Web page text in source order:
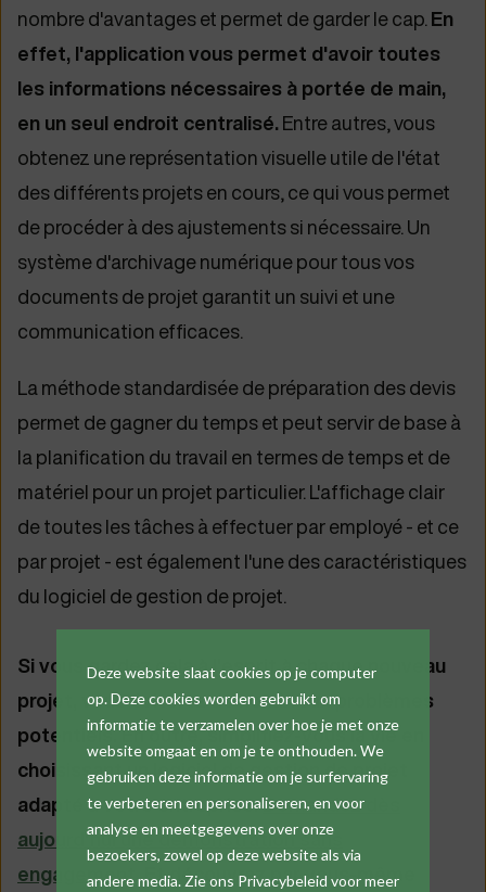
Deze website slaat cookies op je computer
op. Deze cookies worden gebruikt om
informatie te verzamelen over hoe je met onze
website omgaat en om je te onthouden. We
gebruiken deze informatie om je surfervaring
te verbeteren en personaliseren, en voor
analyse en meetgegevens over onze
bezoekers, zowel op deze website als via
andere media. Zie ons Privacybeleid voor meer
nombre d'avantages et permet de garder le cap.En
effet, l'application vous permet d'avoir toutes
les informations nécessaires à portée de main,
en un seul endroit centralisé. Entre autres, vous
obtenez une représentation visuelle utile de l'état
des différents projets en cours, ce qui vous permet
de procéder à des ajustements si nécessaire. Un
système d'archivage numérique pour tous vos
documents de projet garantit un suivi et une
communication efficaces.
La méthode standardisée de préparation des devis
permet de gagner du temps et peut servir de base à
la planification du travail en termes de temps et de
matériel pour un projet particulier. L'affichage clair
de toutes les tâches à effectuer par employé - et ce
par projet - est également l'une des caractéristiques
du logiciel de gestion de projet.
Si vous gardez cela à l'esprit à chaque nouveau
projet, vous éviterez de nombreux problèmes
potentiels. En outre, simplifiez-vous la vie en
choisissant un logiciel de gestion de projet
adapté à votre entreprise.Demandez dès
aujourd'hui une démonstration sans
engagement. Et découvrez par vous-même